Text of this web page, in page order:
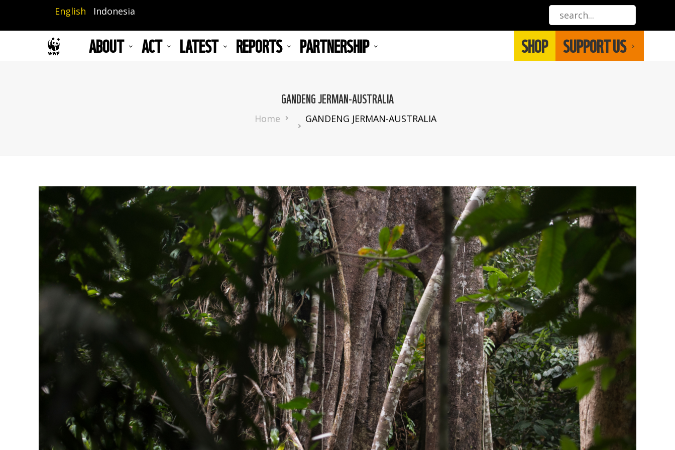
main
English Indonesia
ABOUT ACT LATEST REPORTS PARTNERSHIP SHOP SUPPORT US
GANDENG JERMAN-AUSTRALIA
Breadcrumb
Home GANDENG JERMAN-AUSTRALIA